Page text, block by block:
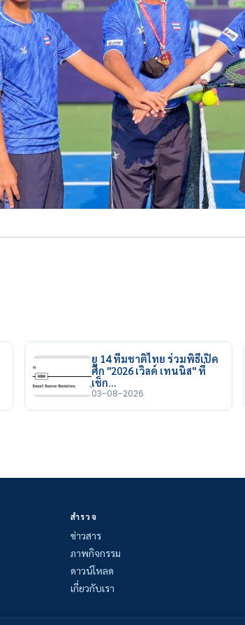
ยู 14 ทีมชาติไทย ร่วมพิธีเปิด
ศึก "2026 เวิลด์ เทนนิส" ที่
เช็ก…
03-08-2026
สำรวจ
ข่าวสาร
ภาพกิจกรรม
ดาวน์โหลด
เกี่ยวกับเรา